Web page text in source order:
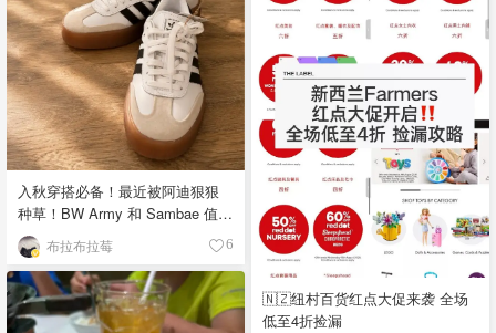
入秋穿搭必备！最近被阿迪狠狠
种草！BW Army 和 Sambae 值得
拥有！布拉布拉莓 6
🇳🇿纽村百货红点大促来袭 全场
低至4折捡漏